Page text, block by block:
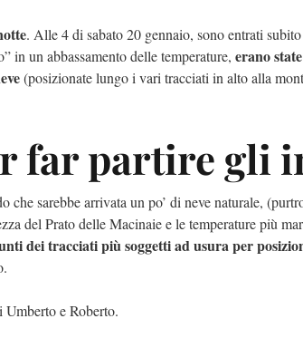
. Alle 4 di sabato 20 gennaio, sono entrati
in un abbassamento delle temperature, erano
(posizionate lungo i vari tracciati in alto alla
far partire gli
sarebbe arrivata un po’ di neve naturale,
del Prato delle Macinaie e le temperature più
dei tracciati più soggetti ad usura per
e Roberto.